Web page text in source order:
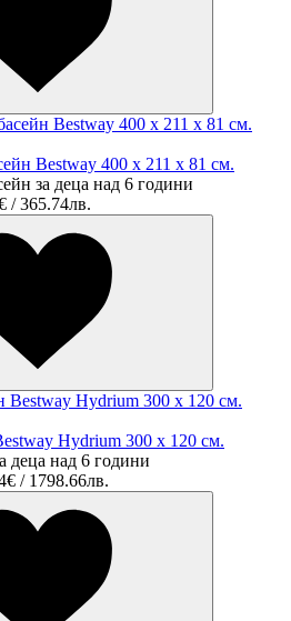
Bestway 400 х 211 х 81 см.
за деца над 6 години
/ 365.74лв.
Hydrium 300 x 120 см.
деца над 6 години
/ 1798.66лв.